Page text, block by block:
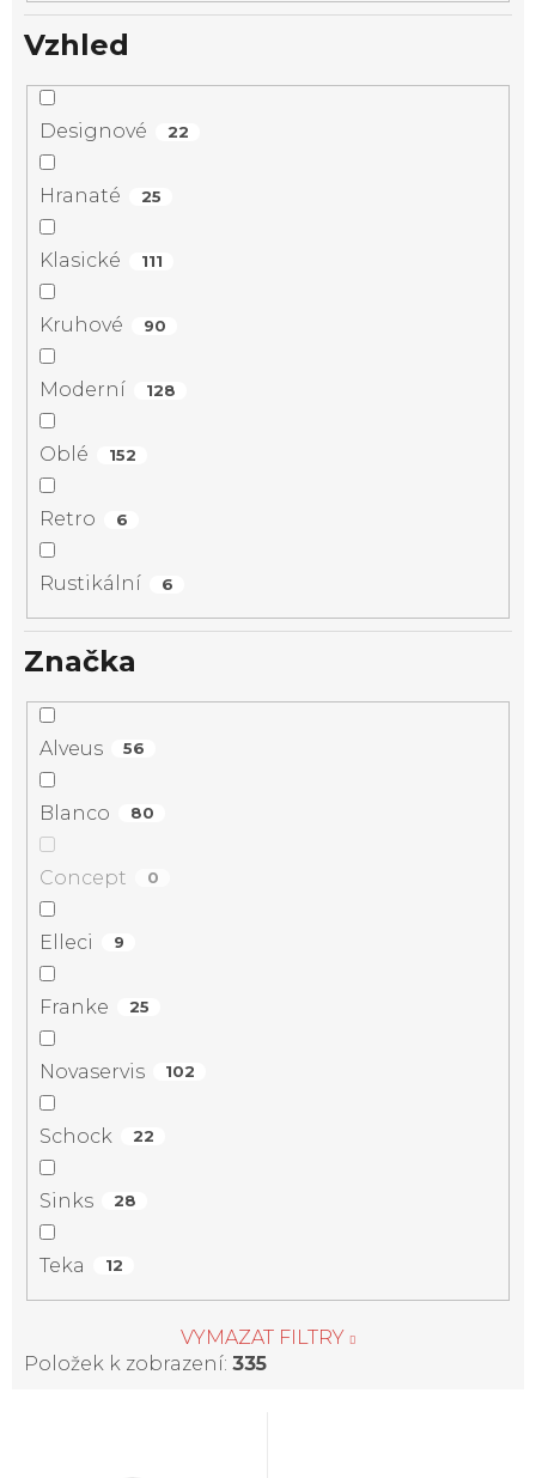
Vzhled
Designové 22
Hranaté 25
Klasické 111
Kruhové 90
Moderní 128
Oblé 152
Retro 6
Rustikální 6
Značka
Alveus 56
Blanco 80
Concept 0
Elleci 9
Franke 25
Novaservis 102
Schock 22
Sinks 28
Teka 12
VYMAZAT FILTRY
Položek k zobrazení: 335